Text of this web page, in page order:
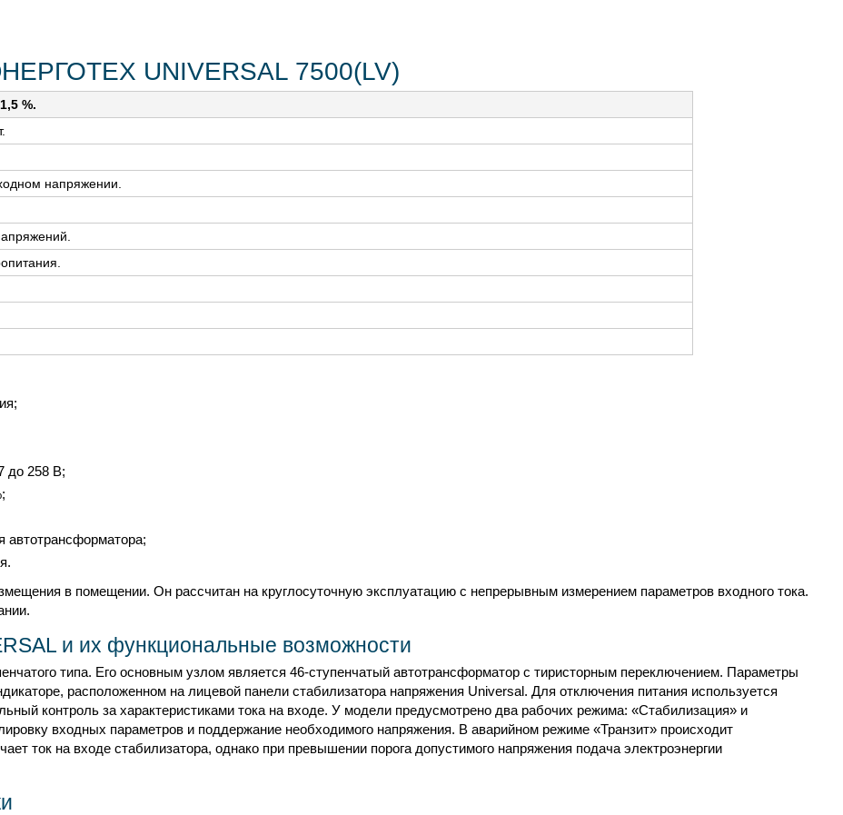
UNIVERSAL 7500(LV)
%.
напряжении.
до 258 В;
автотрансформатора;
в помещении. Он рассчитан на круглосуточную эксплуатацию с непрерывным измерением параметров входного тока.
и их функциональные возможности
типа. Его основным узлом является 46-ступенчатый автотрансформатор с тиристорным переключением. Параметры
расположенном на лицевой панели стабилизатора напряжения Universal. Для отключения питания используется
контроль за характеристиками тока на входе. У модели предусмотрено два рабочих режима: «Стабилизация» и
входных параметров и поддержание необходимого напряжения. В аварийном режиме «Транзит» происходит
ток на входе стабилизатора, однако при превышении порога допустимого напряжения подача электроэнергии